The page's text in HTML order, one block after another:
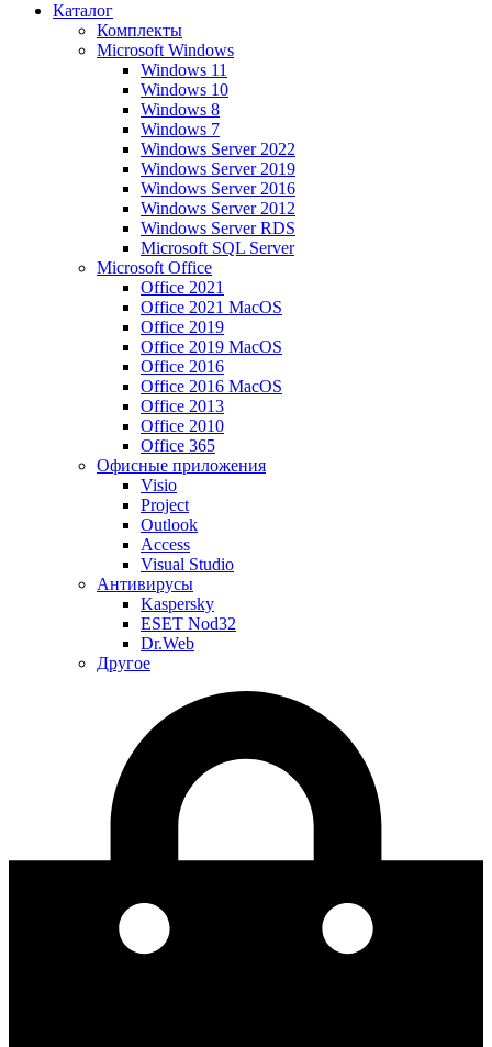
Каталог
Комплекты
Microsoft Windows
Windows 11
Windows 10
Windows 8
Windows 7
Windows Server 2022
Windows Server 2019
Windows Server 2016
Windows Server 2012
Windows Server RDS
Microsoft SQL Server
Microsoft Office
Office 2021
Office 2021 MacOS
Office 2019
Office 2019 MacOS
Office 2016
Office 2016 MacOS
Office 2013
Office 2010
Office 365
Офисные приложения
Visio
Project
Outlook
Access
Visual Studio
Антивирусы
Kaspersky
ESET Nod32
Dr.Web
Другое